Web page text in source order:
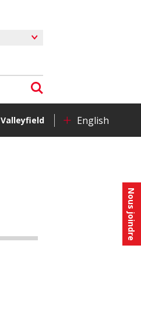
Nous joindre
Valleyfield + English